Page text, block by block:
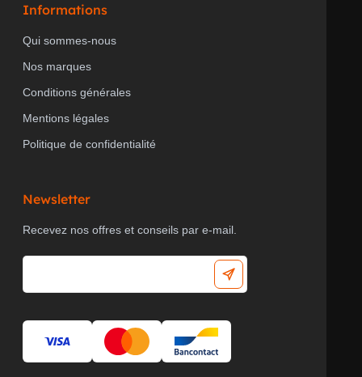
Informations
Qui sommes-nous
Nos marques
Conditions générales
Mentions légales
Politique de confidentialité
Newsletter
Recevez nos offres et conseils par e-mail.